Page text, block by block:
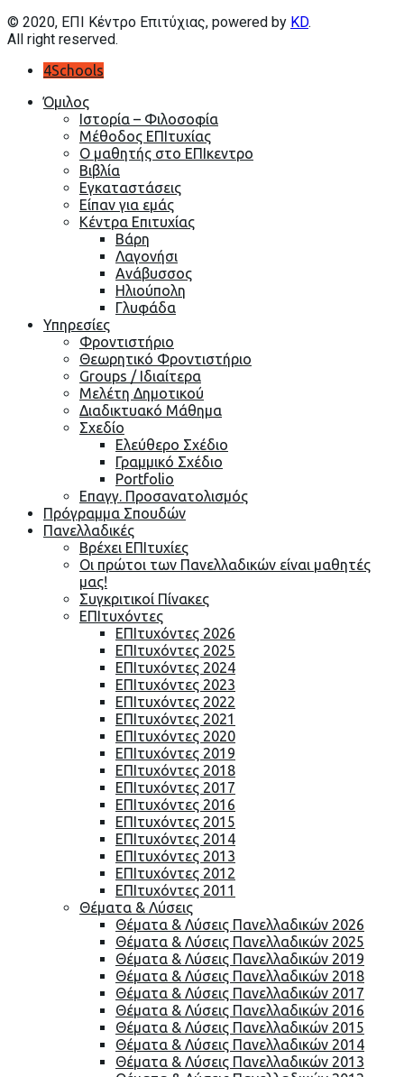
© 2020, EΠΙ Κέντρο Επιτύχιας, powered by KD.
All right reserved.
4Schools
Όμιλος
Ιστορία – Φιλοσοφία
Μέθοδος ΕΠΙτυχίας
Ο μαθητής στο ΕΠΙκεντρο
Βιβλία
Εγκαταστάσεις
Είπαν για εμάς
Κέντρα Επιτυχίας
Βάρη
Λαγονήσι
Ανάβυσσος
Ηλιούπολη
Γλυφάδα
Υπηρεσίες
Φροντιστήριο
Θεωρητικό Φροντιστήριο
Groups / Ιδιαίτερα
Μελέτη Δημοτικού
Διαδικτυακό Μάθημα
Σχεδίο
Ελεύθερο Σχέδιο
Γραμμικό Σχέδιο
Portfolio
Επαγγ. Προσανατολισμός
Πρόγραμμα Σπουδών
Πανελλαδικές
Βρέχει ΕΠΙτυχίες
Οι πρώτοι των Πανελλαδικών είναι μαθητές
μας!
Συγκριτικοί Πίνακες
ΕΠΙτυχόντες
ΕΠΙτυχόντες 2026
ΕΠΙτυχόντες 2025
ΕΠΙτυχόντες 2024
ΕΠΙτυχόντες 2023
ΕΠΙτυχόντες 2022
ΕΠΙτυχόντες 2021
ΕΠΙτυχόντες 2020
ΕΠΙτυχόντες 2019
ΕΠΙτυχόντες 2018
ΕΠΙτυχόντες 2017
ΕΠΙτυχόντες 2016
ΕΠΙτυχόντες 2015
ΕΠΙτυχόντες 2014
ΕΠΙτυχόντες 2013
ΕΠΙτυχόντες 2012
ΕΠΙτυχόντες 2011
Θέματα & Λύσεις
Θέματα & Λύσεις Πανελλαδικών 2026
Θέματα & Λύσεις Πανελλαδικών 2025
Θέματα & Λύσεις Πανελλαδικών 2019
Θέματα & Λύσεις Πανελλαδικών 2018
Θέματα & Λύσεις Πανελλαδικών 2017
Θέματα & Λύσεις Πανελλαδικών 2016
Θέματα & Λύσεις Πανελλαδικών 2015
Θέματα & Λύσεις Πανελλαδικών 2014
Θέματα & Λύσεις Πανελλαδικών 2013